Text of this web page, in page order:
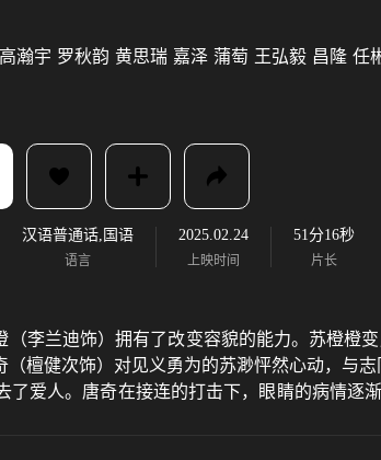
高瀚宇 罗秋韵 黄思瑞 嘉泽 蒲萄 王弘毅 昌隆 任
汉语普通话,国语
语言
2025.02.24
上映时间
51分16秒
片长
兰迪饰）拥有了改变容貌的能力。苏橙橙变
檀健次饰）对见义勇为的苏渺怦然心动，与
爱人。唐奇在接连的打击下，眼睛的病情逐